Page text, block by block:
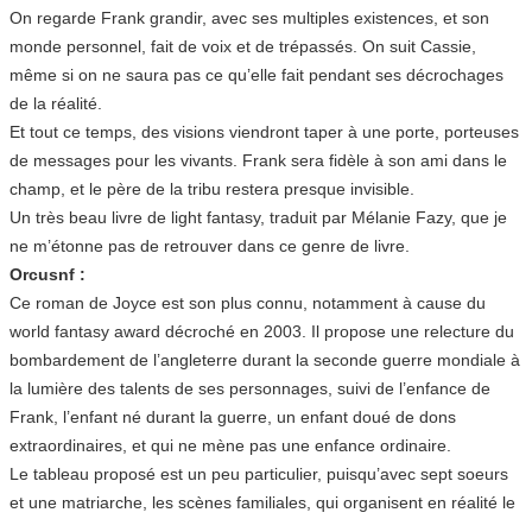
On regarde Frank grandir, avec ses multiples existences, et son
monde personnel, fait de voix et de trépassés. On suit Cassie,
même si on ne saura pas ce qu’elle fait pendant ses décrochages
de la réalité.
Et tout ce temps, des visions viendront taper à une porte, porteuses
de messages pour les vivants. Frank sera fidèle à son ami dans le
champ, et le père de la tribu restera presque invisible.
Un très beau livre de light fantasy, traduit par Mélanie Fazy, que je
ne m’étonne pas de retrouver dans ce genre de livre.
Orcusnf :
Ce roman de Joyce est son plus connu, notamment à cause du
world fantasy award décroché en 2003. Il propose une relecture du
bombardement de l’angleterre durant la seconde guerre mondiale à
la lumière des talents de ses personnages, suivi de l’enfance de
Frank, l’enfant né durant la guerre, un enfant doué de dons
extraordinaires, et qui ne mène pas une enfance ordinaire.
Le tableau proposé est un peu particulier, puisqu’avec sept soeurs
et une matriarche, les scènes familiales, qui organisent en réalité le